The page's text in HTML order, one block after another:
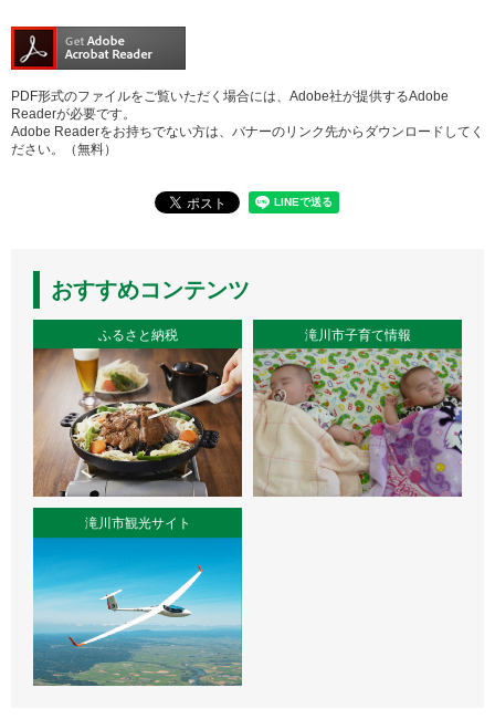
PDF形式のファイルをご覧いただく場合には、Adobe社が提供するAdobe
Readerが必要です。
Adobe Readerをお持ちでない方は、バナーのリンク先からダウンロードしてく
ださい。（無料）
おすすめコンテンツ
ふるさと納税 滝川市子育て情報
滝川市観光サイト